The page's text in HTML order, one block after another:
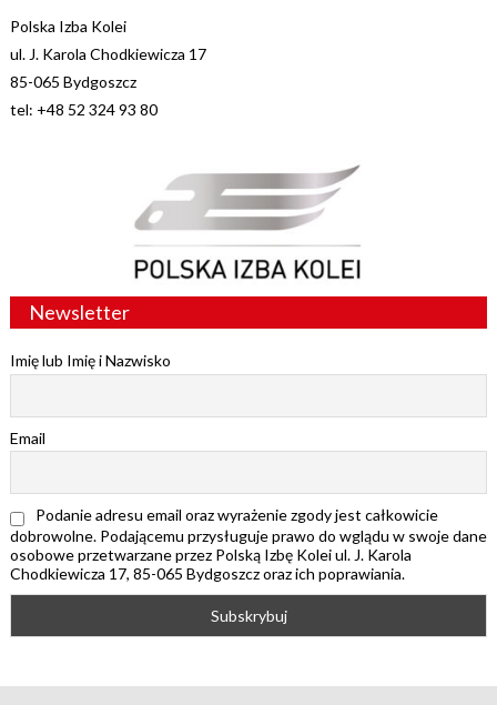
Polska Izba Kolei
ul. J. Karola Chodkiewicza 17
85-065 Bydgoszcz
tel: +48 52 324 93 80
Newsletter
Imię lub Imię i Nazwisko
Email
Podanie adresu email oraz wyrażenie zgody jest całkowicie
dobrowolne. Podającemu przysługuje prawo do wglądu w swoje dane
osobowe przetwarzane przez Polską Izbę Kolei ul. J. Karola
Chodkiewicza 17, 85-065 Bydgoszcz oraz ich poprawiania.